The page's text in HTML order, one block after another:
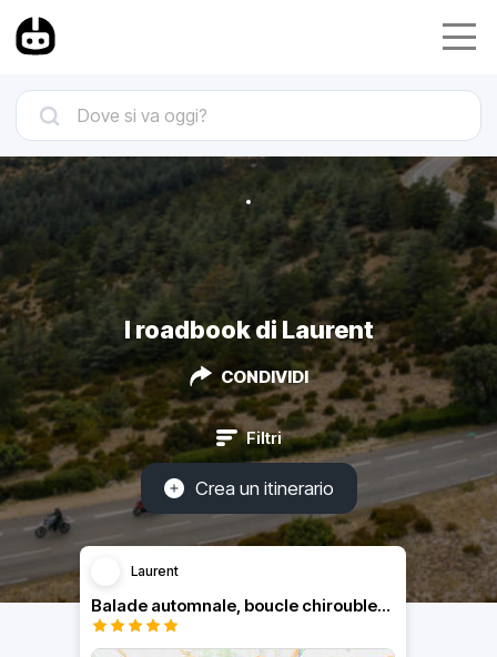
I roadbook di Laurent
CONDIVIDI
Filtri
Crea un itinerario
Laurent
Balade automnale, boucle chiroubles chiroubles